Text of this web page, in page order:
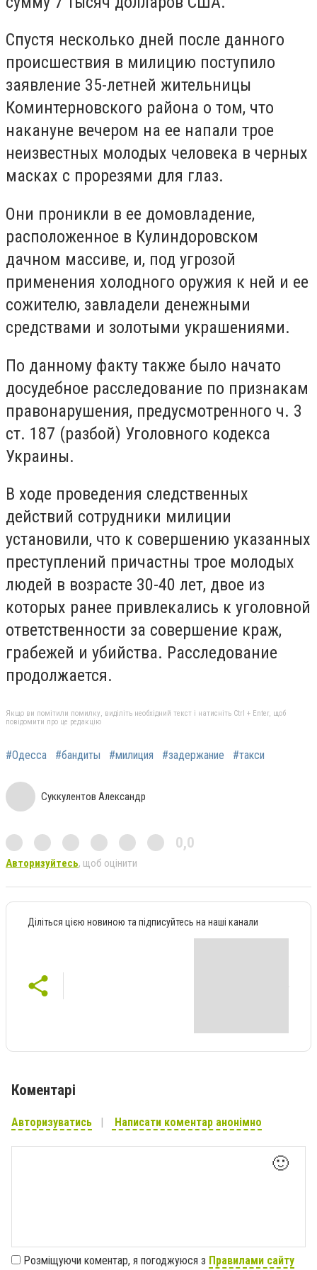
Спустя несколько дней после данного
происшествия в милицию поступило
заявление 35-летней жительницы
Коминтерновского района о том, что
накануне вечером на ее напали трое
неизвестных молодых человека в черных
масках с прорезями для глаз.
Они проникли в ее домовладение,
расположенное в Кулиндоровском
дачном массиве, и, под угрозой
применения холодного оружия к ней и ее
сожителю, завладели денежными
средствами и золотыми украшениями.
По данному факту также было начато
досудебное расследование по признакам
правонарушения, предусмотренного ч. 3
ст. 187 (разбой) Уголовного кодекса
Украины.
В ходе проведения следственных
действий сотрудники милиции
установили, что к совершению указанных
преступлений причастны трое молодых
людей в возрасте 30-40 лет, двое из
которых ранее привлекались к уголовной
ответственности за совершение краж,
грабежей и убийства. Расследование
продолжается.
Якщо ви помітили помилку, виділіть необхідний текст і натисніть Ctrl + Enter, щоб
повідомити про це редакцію
#Одесса #бандиты #милиция #задержание #такси
Суккулентов Александр
0,0
Авторизуйтесь, щоб оцінити
Діліться цією новиною та підписуйтесь на наші канали
Коментарі
Авторизуватись Написати коментар анонімно
🙂
Розміщуючи коментар, я погоджуюся з Правилами сайту